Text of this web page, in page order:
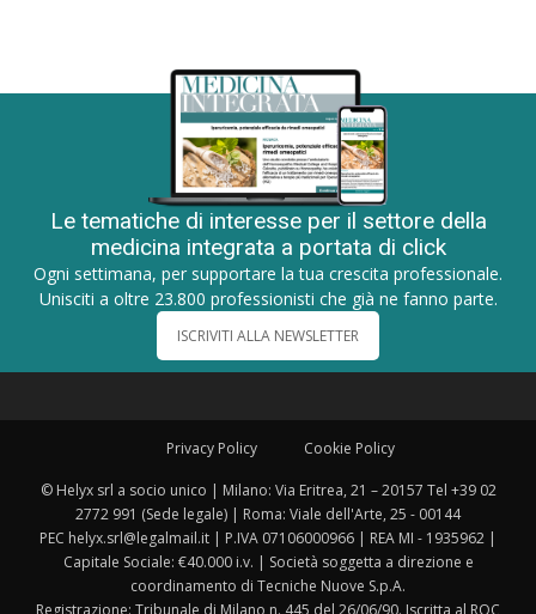
Le tematiche di interesse per il settore della
medicina integrata a portata di click
Ogni settimana, per supportare la tua crescita professionale.
Unisciti a oltre 23.800 professionisti che già ne fanno parte.
ISCRIVITI ALLA NEWSLETTER
Privacy Policy Cookie Policy
© Helyx srl a socio unico | Milano: Via Eritrea, 21 – 20157 Tel +39 02
2772 991 (Sede legale) | Roma: Viale dell'Arte, 25 - 00144
PEC helyx.srl@legalmail.it | P.IVA 07106000966 | REA MI - 1935962 |
Capitale Sociale: €40.000 i.v. | Società soggetta a direzione e
coordinamento di Tecniche Nuove S.p.A.
Registrazione: Tribunale di Milano n. 445 del 26/06/90. Iscritta al ROC